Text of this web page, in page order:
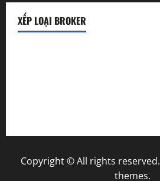
XẾP LOẠI BROKER
Copyright © All rights reserved.
themes.